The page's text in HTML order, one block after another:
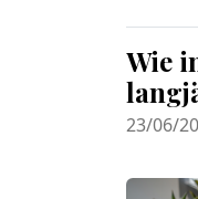
Wie
23/06/